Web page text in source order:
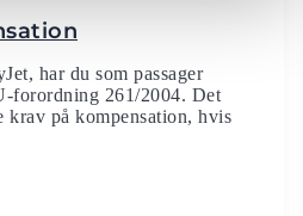
har du som passager
forordning 261/2004. Det
krav på kompensation, hvis